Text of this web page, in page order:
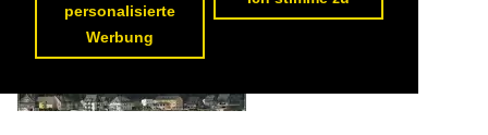
personalisierte
Werbung